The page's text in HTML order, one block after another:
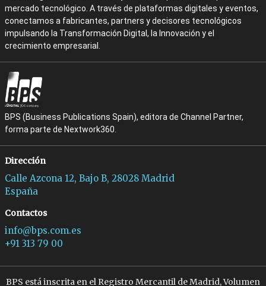
mercado tecnológico. A través de plataformas digitales y eventos,
conectamos a fabricantes, partners y decisores tecnológicos
impulsando la Transformación Digital, la Innovación y el
crecimiento empresarial.
BPS (Business Publications Spain), editora de Channel Partner,
forma parte de Nextwork360.
Dirección
Calle Azcona 12, Bajo B, 28028 Madrid
España
Contactos
info@bps.com.es
+91 313 79 00
BPS está inscrita en el Registro Mercantil de Madrid, Volumen